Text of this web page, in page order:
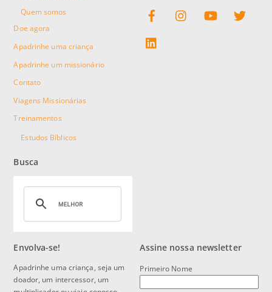
Quem somos
Doe agora
Apadrinhe uma criança
Apadrinhe um missionário
Contato
Viagens Missionárias
Treinamentos
Estudos Bíblicos
Busca
Envolva-se!
Apadrinhe uma criança, seja um
doador, um intercessor, um
Assine nossa newsletter
Primeiro Nome